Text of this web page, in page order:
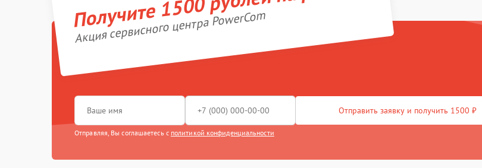
Акция сервисного центра PowerCom
Отправить заявку и получить 1500 ₽
Отправляя, Вы соглашаетесь с политикой конфиденциальности